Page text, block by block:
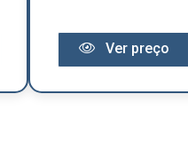
Ver preço